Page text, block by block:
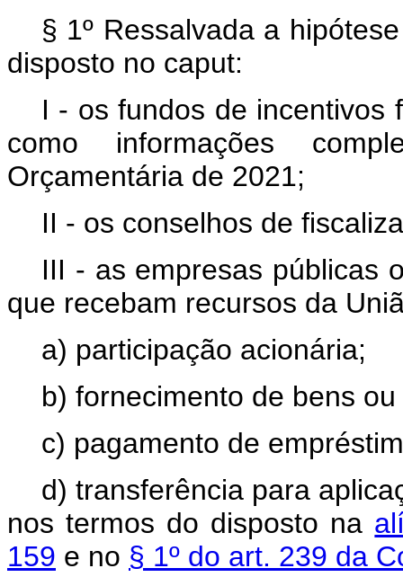
§ 1º Ressalvada a
disposto no caput:
I - os fundos de incentivos
como informações
Orçamentária de 2021;
II - os conselhos de
III - as empresas públicas
que recebam recursos da
a) participação acionária;
b) fornecimento de bens
c) pagamento de
d) transferência para
nos termos do disposto na
159 e no § 1º do art. 239 da